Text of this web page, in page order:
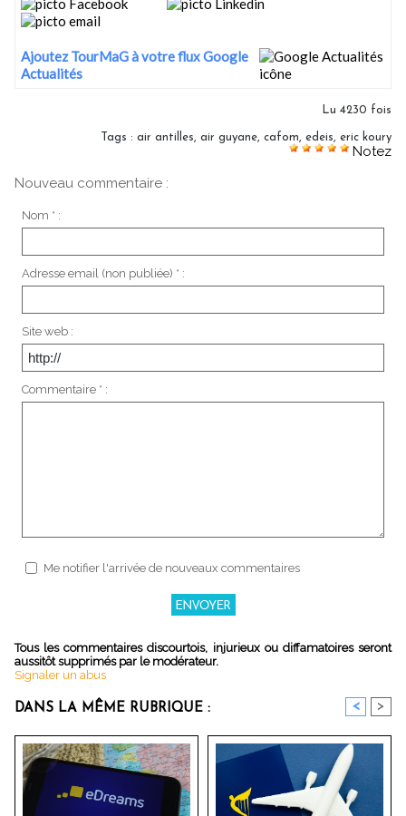
Ajoutez TourMaG à votre flux Google
Actualités
Lu 4230 fois
Tags : air antilles, air guyane, cafom, edeis, eric koury
Notez
Nouveau commentaire :
Nom * :
Adresse email (non publiée) * :
Site web :
Commentaire * :
Me notifier l'arrivée de nouveaux commentaires
Tous les commentaires discourtois, injurieux ou diffamatoires seront
aussitôt supprimés par le modérateur.
Signaler un abus
DANS LA MÊME RUBRIQUE : < >